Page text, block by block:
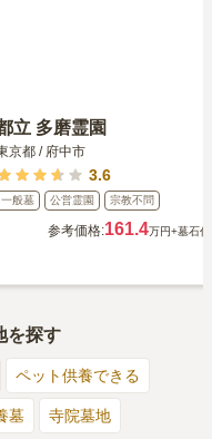
立 多磨霊園
京都 / 府中市
3.6
一般墓 公営霊園 宗教不問
参考価格:161.4万円+墓石代
を探す
ペット供養できる
墓 寺院墓地